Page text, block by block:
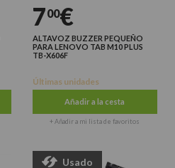
700€
ALTAVOZ BUZZER PEQUEÑO
PARA LENOVO TAB M10 PLUS
TB-X606F
Últimas unidades
Añadir a la cesta
+ Añadir a mi lista de favoritos
Usado